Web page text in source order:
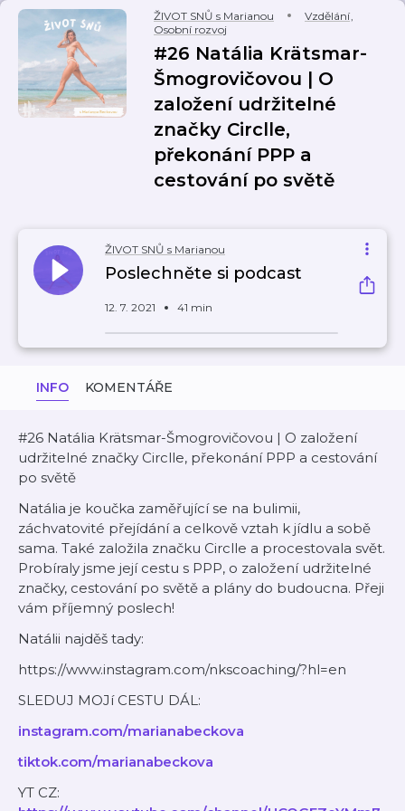
ŽIVOT SNŮ s Marianou Vzdělání,
Osobní rozvoj
#26 Natália Krätsmar-
Šmogrovičovou | O
založení udržitelné
značky Circlle,
překonání PPP a
cestování po světě
ŽIVOT SNŮ s Marianou
Poslechněte si podcast
12. 7. 2021 41 min
INFO KOMENTÁŘE
#26 Natália Krätsmar-Šmogrovičovou | O založení
udržitelné značky Circlle, překonání PPP a cestování
po světě
Natália je koučka zaměřující se na bulimii,
záchvatovité přejídání a celkově vztah k jídlu a sobě
sama. Také založila značku Circlle a procestovala svět.
Probíraly jsme její cestu s PPP, o založení udržitelné
značky, cestování po světě a plány do budoucna. Přeji
vám příjemný poslech!
Natálii najděš tady:
https://www.instagram.com/nkscoaching/?hl=en
SLEDUJ MOJí CESTU DÁL:
instagram.com/marianabeckova
tiktok.com/marianabeckova
YT CZ: